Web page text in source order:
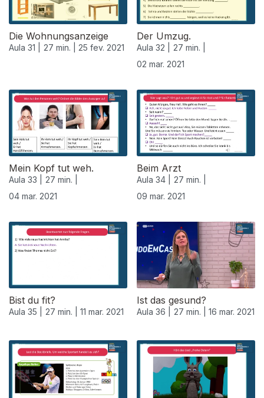
Die Wohnungsanzeige
Aula 31 | 27 min. | 25 fev. 2021
Der Umzug.
Aula 32 |
27 min. |
02 mar. 2021
Mein Kopf tut weh.
Aula 33 |
27 min. |
04 mar. 2021
Beim Arzt
Aula 34 |
27 min. |
09 mar. 2021
Bist du fit?
Aula 35 | 27 min. | 11 mar. 2021
Ist das gesund?
Aula 36 | 27 min. | 16 mar. 2021
530874